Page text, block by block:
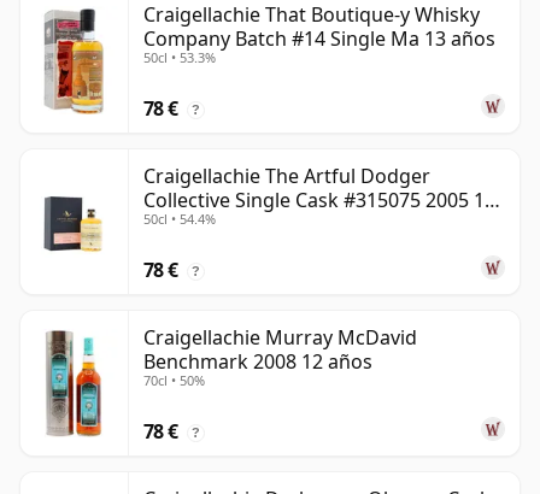
Craigellachie That Boutique-y Whisky
Company Batch #14 Single Ma 13 años
50cl • 53.3%
78 € ?
Craigellachie The Artful Dodger
Collective Single Cask #315075 2005 18
años
50cl • 54.4%
78 € ?
Craigellachie Murray McDavid
Benchmark 2008 12 años
70cl • 50%
78 € ?